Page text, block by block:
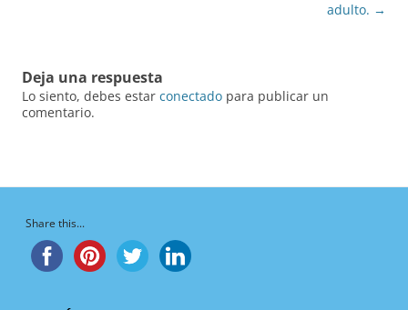
adulto. →
Deja una respuesta
Lo siento, debes estar conectado para publicar un
comentario.
Share this...